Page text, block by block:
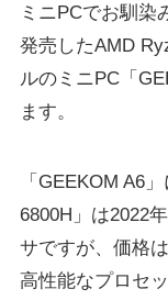
ミニPCでお馴染
発売したAMD
ルのミニPC「
ます。
「GEEKOM A6
6800H」は2022
サですが、価格
高性能なプロセ